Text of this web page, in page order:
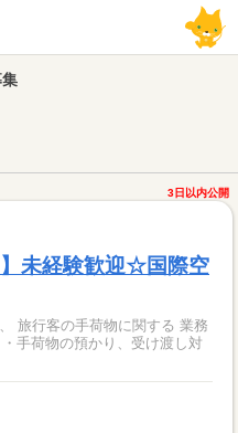
3日以内公開
】未経験歓迎☆国際空
旅行客の手荷物に関する 業務